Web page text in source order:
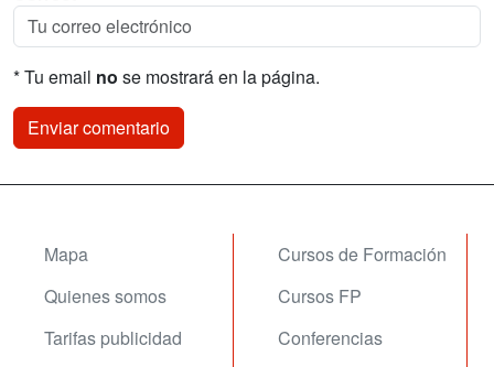
* Tu email no se mostrará en la página.
Mapa
Quienes somos
Tarifas publicidad
Cursos de Formación
Cursos FP
Conferencias